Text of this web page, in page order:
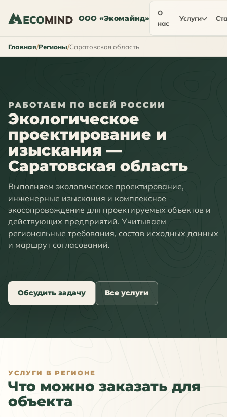
ООО «Экомайнд»
О
нас
Услуги
Главная Регионы Саратовская область
РАБОТАЕМ ПО ВСЕЙ РОССИИ
Экологическое
проектирование и
изыскания —
Саратовская область
Выполняем экологическое проектирование,
инженерные изыскания и комплексное
экосопровождение для проектируемых объектов и
действующих предприятий. Учитываем
региональные требования, состав исходных данных
и маршрут согласований.
Обсудить задачу Все услуги
УСЛУГИ В РЕГИОНЕ
Что можно заказать для
объекта